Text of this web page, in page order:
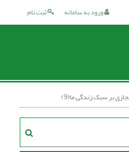
ثبت نام ورود به سامانه
بر سبک زندگی ما(9)